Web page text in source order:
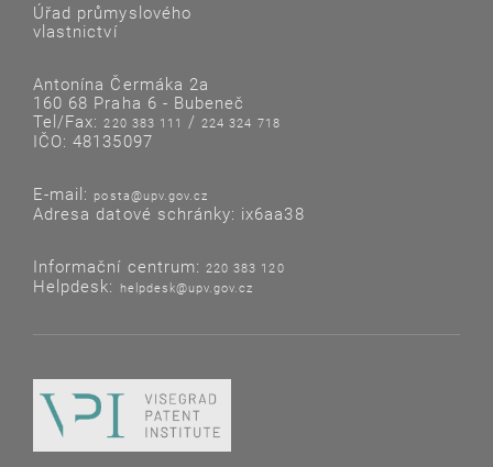
Úřad průmyslového
vlastnictví
Antonína Čermáka 2a
160 68 Praha 6 - Bubeneč
Tel/Fax:220 383 111 /224 324 718
IČO: 48135097
E-mail: posta@upv.gov.cz
Adresa datové schránky: ix6aa38
Informační centrum: 220 383 120
Helpdesk: helpdesk@upv.gov.cz